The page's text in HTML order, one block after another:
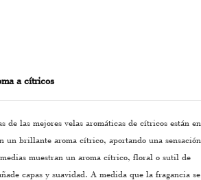
a cítricos
de las mejores velas aromáticas de cítricos están en
un brillante aroma cítrico, aportando una sensación
muestran un aroma cítrico, floral o sutil de
capas y suavidad. A medida que la fragancia se